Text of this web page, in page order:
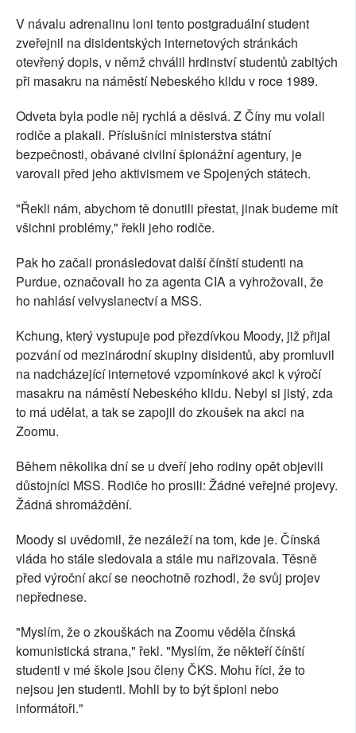
V návalu adrenalinu loni tento postgraduální student
zveřejnil na disidentských internetových stránkách
otevřený dopis, v němž chválil hrdinství studentů zabitých
při masakru na náměstí Nebeského klidu v roce 1989.
Odveta byla podle něj rychlá a děsivá. Z Číny mu volali
rodiče a plakali. Příslušníci ministerstva státní
bezpečnosti, obávané civilní špionážní agentury, je
varovali před jeho aktivismem ve Spojených státech.
"Řekli nám, abychom tě donutili přestat, jinak budeme mít
všichni problémy," řekli jeho rodiče.
Pak ho začali pronásledovat další čínští studenti na
Purdue, označovali ho za agenta CIA a vyhrožovali, že
ho nahlásí velvyslanectví a MSS.
Kchung, který vystupuje pod přezdívkou Moody, již přijal
pozvání od mezinárodní skupiny disidentů, aby promluvil
na nadcházející internetové vzpomínkové akci k výročí
masakru na náměstí Nebeského klidu. Nebyl si jistý, zda
to má udělat, a tak se zapojil do zkoušek na akci na
Zoomu.
Během několika dní se u dveří jeho rodiny opět objevili
důstojníci MSS. Rodiče ho prosili: Žádné veřejné projevy.
Žádná shromáždění.
Moody si uvědomil, že nezáleží na tom, kde je. Čínská
vláda ho stále sledovala a stále mu nařizovala. Těsně
před výroční akcí se neochotně rozhodl, že svůj projev
nepřednese.
"Myslím, že o zkouškách na Zoomu věděla čínská
komunistická strana," řekl. "Myslím, že někteří čínští
studenti v mé škole jsou členy ČKS. Mohu říci, že to
nejsou jen studenti. Mohli by to být špioni nebo
informátoři."